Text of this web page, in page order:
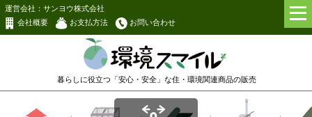
運営会社：サンヨウ株式会社
会社概要
お支払方法 お問い合わせ
暮らしに役立つ「安心・安全」な住・環境関連商品の販売